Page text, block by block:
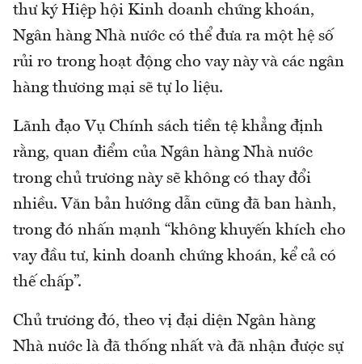
thư ký Hiệp hội Kinh doanh chứng khoán,
Ngân hàng Nhà nước có thể đưa ra một hệ số
rủi ro trong hoạt động cho vay này và các ngân
hàng thương mại sẽ tự lo liệu.
Lãnh đạo Vụ Chính sách tiền tệ khẳng định
rằng, quan điểm của Ngân hàng Nhà nước
trong chủ trương này sẽ không có thay đổi
nhiều. Văn bản hướng dẫn cũng đã ban hành,
trong đó nhấn mạnh “không khuyến khích cho
vay đầu tư, kinh doanh chứng khoán, kể cả có
thế chấp”.
Chủ trương đó, theo vị đại diện Ngân hàng
Nhà nước là đã thống nhất và đã nhận được sự